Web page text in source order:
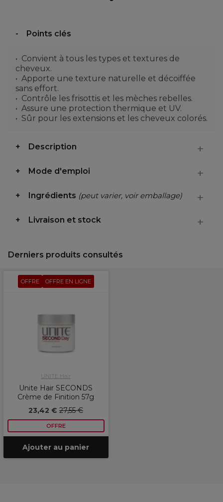
Points clés
Convient à tous les types et textures de
cheveux.
Apporte une texture naturelle et décoiffée
sans effort.
Contrôle les frisottis et les mèches rebelles.
Assure une protection thermique et UV.
Sûr pour les extensions et les cheveux colorés.
Description
Mode d'emploi
Ingrédients (peut varier, voir emballage)
Livraison et stock
Derniers produits consultés
OFFRE OFFRE EN LIGNE
UNITE Hair
Unite Hair SECONDS
Crème de Finition 57g
23,42 € 27,55 €
OFFRE
Ajouter au panier